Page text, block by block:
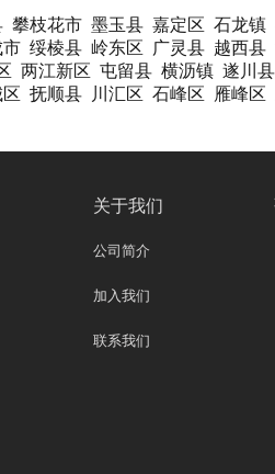
攀枝花市 墨玉县 嘉定区 石龙镇
市 绥棱县 岭东区 广灵县 越西县
两江新区 屯留县 横沥镇 遂川县
抚顺县 川汇区 石峰区 雁峰区
关于我们
公司简介
加入我们
联系我们